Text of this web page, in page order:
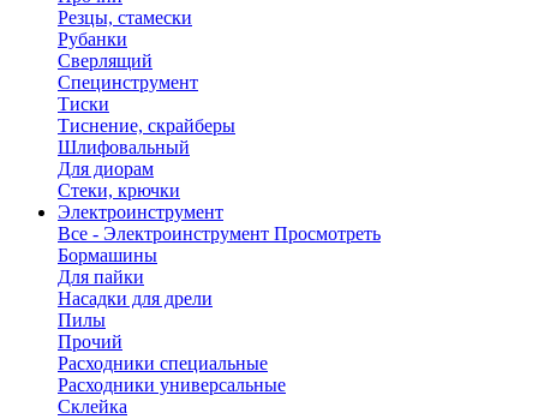
Резцы, стамески
Рубанки
Сверлящий
Специнструмент
Тиски
Тиснение, скрайберы
Шлифовальный
Для диорам
Стеки, крючки
Электроинструмент
Все - Электроинструмент Просмотреть
Бормашины
Для пайки
Насадки для дрели
Пилы
Прочий
Расходники специальные
Расходники универсальные
Склейка